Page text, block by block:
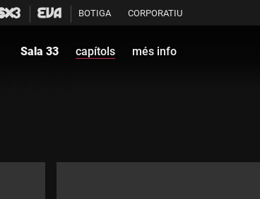
BOTIGA CORPORATIU
Sala 33 capítols més info